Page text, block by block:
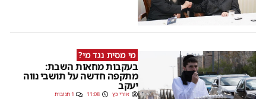
מי מסית נגד מי?
בעקבות מחאות השבת:
מתקפה חדשה על תושבי נווה
יעקב
אורי כץ 11:08 1 תגובות